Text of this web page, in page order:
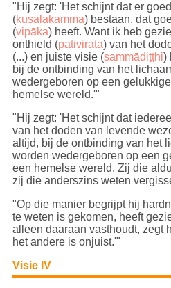
"Hij zegt: 'Het schijnt dat er
(kusalakamma) bestaan, dat
(vipāka) heeft. Want ik heb
onthield (pativirata) van het
(...) en juiste visie (sammādiṭṭhi)
bij de ontbinding van het
wedergeboren op een
hemelse wereld.'"
"Hij zegt: 'Het schijnt dat
van het doden van levende
altijd, bij de ontbinding van het
worden wedergeboren op een
een hemelse wereld. Zij die
zij die anderszins weten
"Op die manier begrijpt hij
te weten is gekomen, heeft
alleen daaraan vasthoudt, zegt
het andere is onjuist.'"
Visie IV